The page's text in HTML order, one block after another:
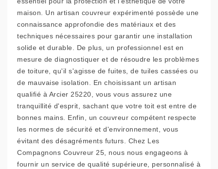
maison. Un artisan couvreur expérimenté possède une
connaissance approfondie des matériaux et des
techniques nécessaires pour garantir une installation
solide et durable. De plus, un professionnel est en
mesure de diagnostiquer et de résoudre les problèmes
de toiture, qu'il s'agisse de fuites, de tuiles cassées ou
de mauvaise isolation. En choisissant un artisan
qualifié à Arcier 25220, vous vous assurez une
tranquillité d'esprit, sachant que votre toit est entre de
bonnes mains. Enfin, un couvreur compétent respecte
les normes de sécurité et d'environnement, vous
évitant des désagréments futurs. Chez Les
Compagnons Couvreur 25, nous nous engageons à
fournir un service de qualité supérieure, personnalisé à